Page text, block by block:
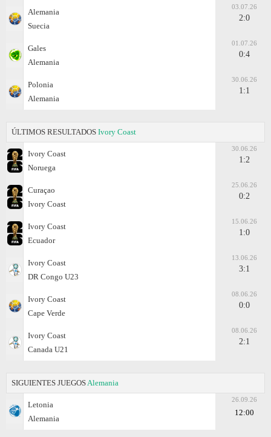
Alemania
Suecia
03.07.26
2:0
Gales
Alemania
01.07.26
0:4
Polonia
Alemania
30.06.26
1:1
ÚLTIMOS RESULTADOS Ivory Coast
Ivory Coast
Noruega
30.06.26
1:2
Curaçao
Ivory Coast
25.06.26
0:2
Ivory Coast
Ecuador
15.06.26
1:0
Ivory Coast
DR Congo U23
13.06.26
3:1
Ivory Coast
Cape Verde
08.06.26
0:0
Ivory Coast
Canada U21
08.06.26
2:1
SIGUIENTES JUEGOS Alemania
Letonia
Alemania
26.09.26
12:00